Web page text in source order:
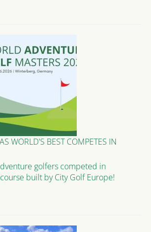
WORLD'S BEST COMPETES IN
golfers competed in
built by City Golf Europe!